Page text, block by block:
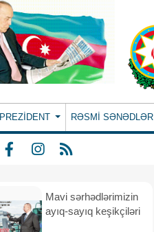
PREZIDENT RƏSMI SƏNƏDLƏR
Mavi sərhədlərimizin
ayıq-sayıq keşikçiləri